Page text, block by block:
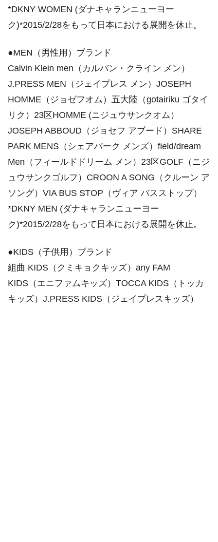
*DKNY WOMEN (ダナキャランニューヨー
ク)*2015/2/28をもって日本における展開を休止。
●MEN（男性用）ブランド
Calvin Klein men（カルバン・クライン メン）
J.PRESS MEN（ジェイプレス メン）JOSEPH
HOMME（ジョゼフオム）五大陸（gotairiku ゴタイ
リク）23区HOMME (ニジュウサンクオム）
JOSEPH ABBOUD（ジョセフ アブード）SHARE
PARK MENS（シェアパーク メンズ）field/dream
Men（フィールドドリーム メン）23区GOLF（ニジ
ュウサンクゴルフ）CROON A SONG（クルーン ア
ソング）VIA BUS STOP（ヴィア バスストップ）
*DKNY MEN (ダナキャランニューヨー
ク)*2015/2/28をもって日本における展開を休止。
●KIDS（子供用）ブランド
組曲 KIDS（クミキョクキッズ）any FAM
KIDS（エニファムキッズ）TOCCA KIDS（トッカ
キッズ）J.PRESS KIDS（ジェイプレスキッズ）